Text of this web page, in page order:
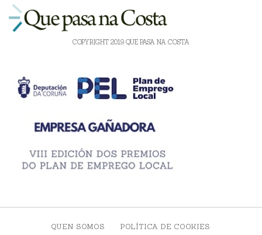
COPYRIGHT 2019 QUE PASA NA COSTA
QUEN SOMOS POLÍTICA DE COOKIES